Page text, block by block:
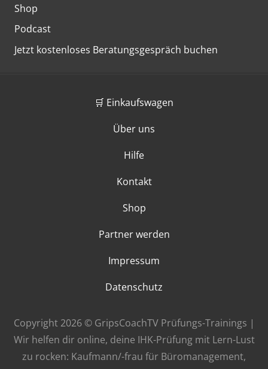
Shop
Podcast
Jetzt kostenloses Beratungsgespräch buchen
🛒 Einkaufswagen
Über uns
Hilfe
Kontakt
Shop
Partner werden
Impressum
Datenschutz
Copyright 2026 © GripsCoachTV Prüfungs-Trainings |
Wir helfen dir online, deine IHK-Prüfung mit Lern-Lust
zu rocken: Kaufmann/-frau für Büromanagement,